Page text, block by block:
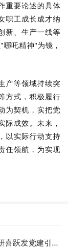
重要论述的具体
职工成长成才纳
新、生产一线等
吒精神"为镜，
产等领域持续突
方式，积极履行
为契机，实把党
际成效。未来，
以实际行动支持
任领航，为实现
临汾市委组织部副部长李强调研喜跃发党建引领新质生产力发展